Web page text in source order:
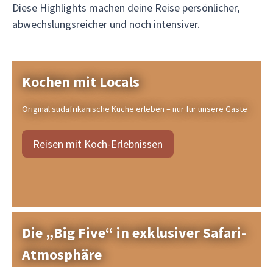
Diese Highlights machen deine Reise persönlicher,
abwechslungsreicher und noch intensiver.
Kochen mit Locals
Original südafrikanische Küche erleben – nur für unsere Gäste
Reisen mit Koch-Erlebnissen
Die „Big Five“ in exklusiver Safari-
Atmosphäre